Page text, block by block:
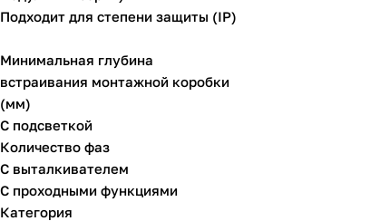
Подходит для степени защиты (IP)
Минимальная глубина
встраивания монтажной коробки
(мм)
С подсветкой
Количество фаз
С выталкивателем
С проходными функциями
Категория